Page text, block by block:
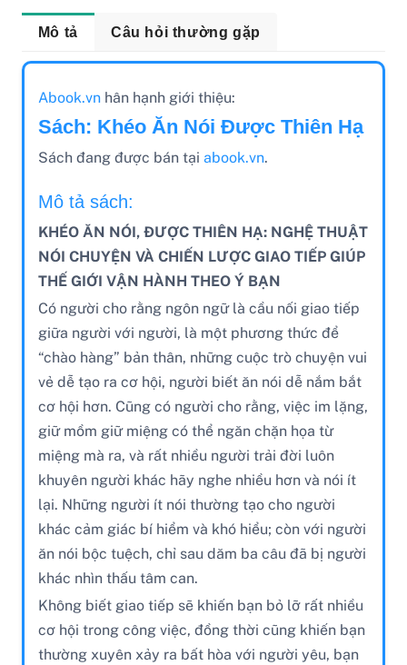
Mô tả Câu hỏi thường gặp
Abook.vnhân hạnh giới thiệu:
Sách: Khéo Ăn Nói Được Thiên Hạ
Sách đang được bán tại abook.vn.
Mô tả sách:
KHÉO ĂN NÓI, ĐƯỢC THIÊN HẠ: NGHỆ THUẬT
NÓI CHUYỆN VÀ CHIẾN LƯỢC GIAO TIẾP GIÚP
THẾ GIỚI VẬN HÀNH THEO Ý BẠN
Có người cho rằng ngôn ngữ là cầu nối giao tiếp
giữa người với người, là một phương thức để
“chào hàng” bản thân, những cuộc trò chuyện vui
vẻ dễ tạo ra cơ hội, người biết ăn nói dễ nắm bắt
cơ hội hơn. Cũng có người cho rằng, việc im lặng,
giữ mồm giữ miệng có thể ngăn chặn họa từ
miệng mà ra, và rất nhiều người trải đời luôn
khuyên người khác hãy nghe nhiều hơn và nói ít
lại. Những người ít nói thường tạo cho người
khác cảm giác bí hiểm và khó hiểu; còn với người
ăn nói bộc tuệch, chỉ sau dăm ba câu đã bị người
khác nhìn thấu tâm can.
Không biết giao tiếp sẽ khiến bạn bỏ lỡ rất nhiều
cơ hội trong công việc, đồng thời cũng khiến bạn
thường xuyên xảy ra bất hòa với người yêu, bạn